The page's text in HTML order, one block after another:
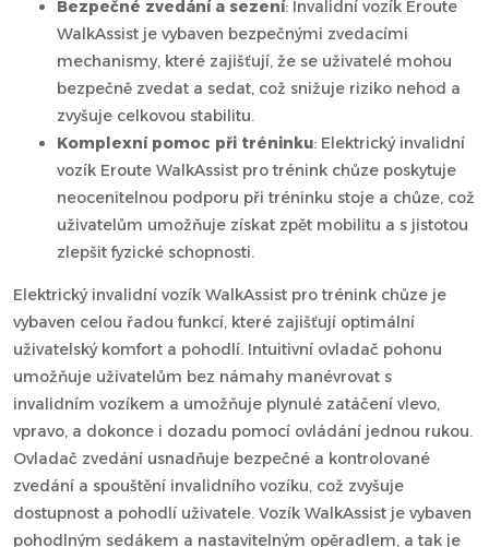
Bezpečné zvedání a sezení: Invalidní vozík Eroute
WalkAssist je vybaven bezpečnými zvedacími
mechanismy, které zajišťují, že se uživatelé mohou
bezpečně zvedat a sedat, což snižuje riziko nehod a
zvyšuje celkovou stabilitu.
Komplexní pomoc při tréninku: Elektrický invalidní
vozík Eroute WalkAssist pro trénink chůze poskytuje
neocenitelnou podporu při tréninku stoje a chůze, což
uživatelům umožňuje získat zpět mobilitu a s jistotou
zlepšit fyzické schopnosti.
Elektrický invalidní vozík WalkAssist pro trénink chůze je
vybaven celou řadou funkcí, které zajišťují optimální
uživatelský komfort a pohodlí. Intuitivní ovladač pohonu
umožňuje uživatelům bez námahy manévrovat s
invalidním vozíkem a umožňuje plynulé zatáčení vlevo,
vpravo, a dokonce i dozadu pomocí ovládání jednou rukou.
Ovladač zvedání usnadňuje bezpečné a kontrolované
zvedání a spouštění invalidního vozíku, což zvyšuje
dostupnost a pohodlí uživatele. Vozík WalkAssist je vybaven
pohodlným sedákem a nastavitelným opěradlem, a tak je